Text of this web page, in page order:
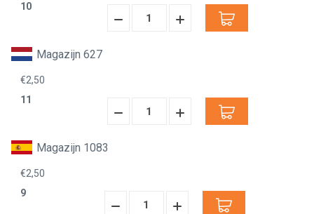
10
Hoeveelheid
Hoeveelheid
Magazijn 627
€2,50
11
Hoeveelheid
Hoeveelheid
Magazijn 1083
€2,50
9
Hoeveelheid
Hoeveelheid